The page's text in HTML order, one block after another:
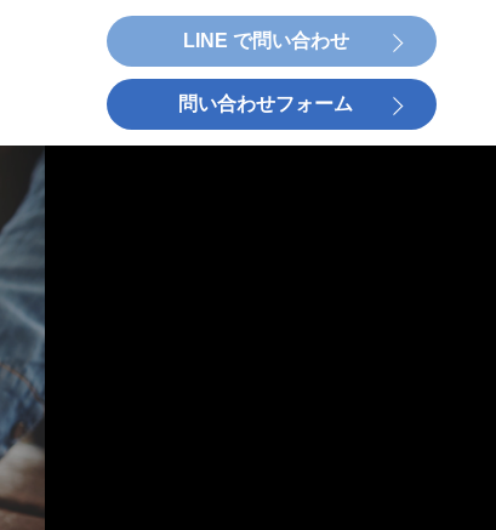
LINE で問い合わせ
問い合わせフォーム